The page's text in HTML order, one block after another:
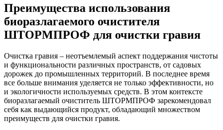
Преимущества использования
биоразлагаемого очистителя
ШТОРМПРОФ для очистки гравия
Очистка гравия – неотъемлемый аспект поддержания чистоты
и функциональности различных пространств, от садовых
дорожек до промышленных территорий. В последнее время
все больше внимания уделяется не только эффективности, но
и экологичности используемых средств. В этом контексте
биоразлагаемый очиститель ШТОРМПРОФ зарекомендовал
себя как выдающийся продукт, обладающий множеством
преимуществ для очистки гравия.